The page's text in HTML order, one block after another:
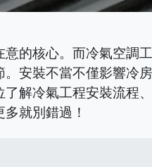
的核心。而冷氣空調
安裝不當不僅影響冷
解冷氣工程安裝流程
就別錯過！